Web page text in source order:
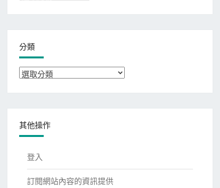
分類
分
其他操作
登入
訂閱網站內容的資訊提供